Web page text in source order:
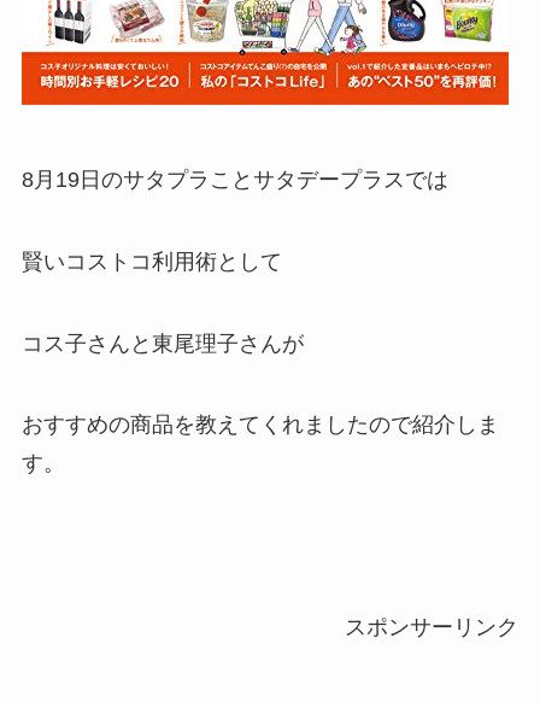
8月19日のサタプラことサタデープラスでは
賢いコストコ利用術として
コス子さんと東尾理子さんが
おすすめの商品を教えてくれましたので紹介しま
す。
スポンサーリンク